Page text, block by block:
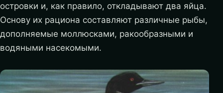
островки и, как правило, откладывают два яйца.
Основу их рациона составляют различные рыбы,
дополняемые моллюсками, ракообразными и
водяными насекомыми.